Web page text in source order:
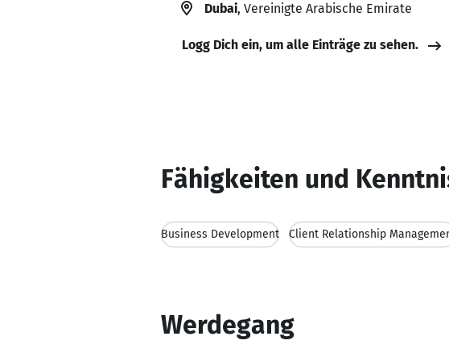
Dubai, Vereinigte Arabische Emirate
Logg Dich ein, um alle Einträge zu sehen.
Fähigkeiten und
Business Development Client Relationship
Werdegang